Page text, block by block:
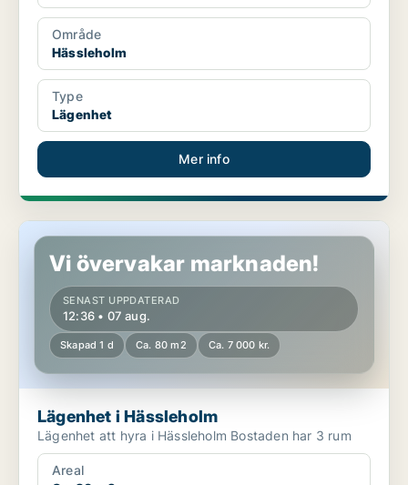
Område
Hässleholm
Type
Lägenhet
Mer info
Lägenhet i Hässleholm
Vi övervakar marknaden!
SENAST UPPDATERAD
12:36 • 07 aug.
Skapad 1 d Ca. 80 m2 Ca. 7 000 kr.
Lägenhet i Hässleholm
Lägenhet att hyra i Hässleholm Bostaden har 3 rum
Areal